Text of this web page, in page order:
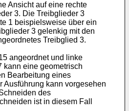
Ansicht auf eine rechte
3. Die Treibglieder 3
1 beispielsweise über ein
3 gelenkig mit den
Treibglied 3.
angeordnet und linke
kann eine geometrisch
Bearbeitung eines
Ausführung kann vorgesehen
des
ist in diesem Fall